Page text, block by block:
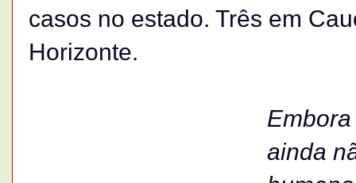
casos no estado. Três em
Horizonte.
ainda